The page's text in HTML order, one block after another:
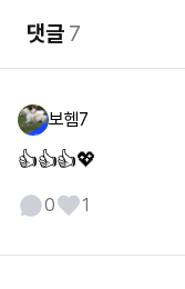
댓글7
보헴7
👍👍👍💖
0 1